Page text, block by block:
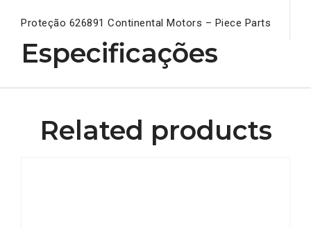
Proteção 626891 Continental Motors – Piece Parts
Especificações
Related products